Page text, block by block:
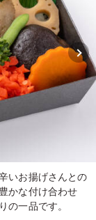
いお揚げさんとの
かな付け合わせ
の一品です。